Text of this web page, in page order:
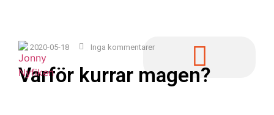
2020-05-18 Inga kommentarer
Varför kurrar magen?